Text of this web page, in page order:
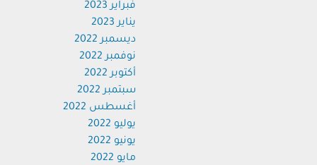
فبراير 2023
يناير 2023
ديسمبر 2022
نوفمبر 2022
أكتوبر 2022
سبتمبر 2022
أغسطس 2022
يوليو 2022
يونيو 2022
مايو 2022